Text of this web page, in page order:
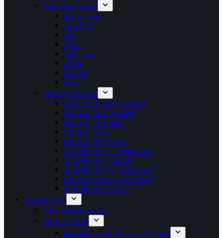
Alla Stjärntecken
Stenbocken
Fiskarna
Våg
Lejon
Vattuman
Kräfta
Skytten
Oxen
Alla kristallsyften
Alla kristallsyften samlade
kristaller för framgång
kristaller för kärlek
kristaller för tur
kristaller för fertilitet
Kristaller mot sömnproblem
Kristaller mot migrän
Kristaller mot sömnproblem
kristaller mot negativ energi
Kristaller mot ångest
Kristallskolan
Våra senaste inlägg
Övriga artiklar
Introduktion till Helande Kristaller